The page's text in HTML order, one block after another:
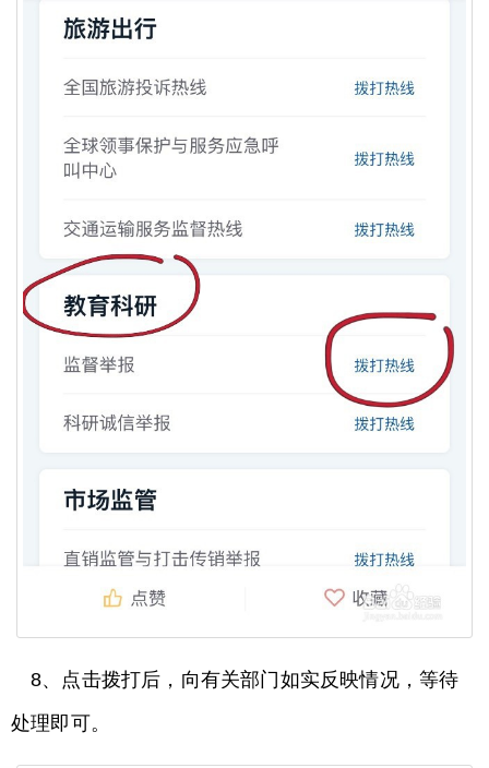
8、点击拨打后，向有关部门如实反映情况，等待
处理即可。